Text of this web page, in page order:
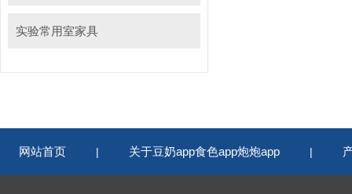
实验常用室家具
网站首页 | 关于豆奶app食色app炮炮app |